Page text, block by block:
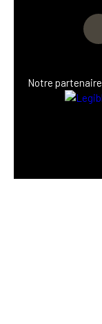
Notre partenaire